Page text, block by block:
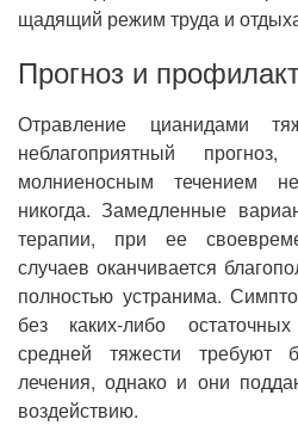
щадящий режим труда и
Прогноз и
Отравление цианидами
неблагоприятный
молниеносным течением
никогда. Замедленные
терапии, при ее
случаев оканчивается
полностью устранима.
без каких-либо
средней тяжести требуют
лечения, однако и они
воздействию.